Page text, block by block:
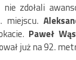
nie zdołali
miejscu.
Paweł
już na 92.